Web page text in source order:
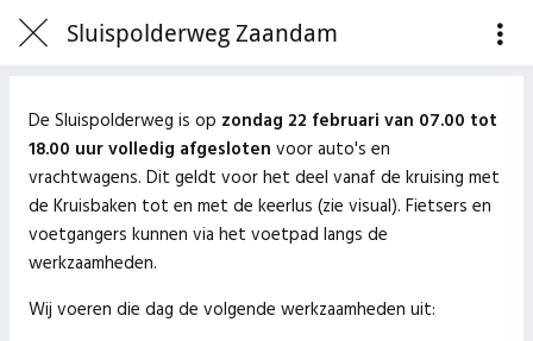
Sluispolderweg Zaandam
De Sluispolderweg is op zondag 22 februari van 07.00 tot
18.00 uurvolledig afgesloten voor auto's en
vrachtwagens. Dit geldt voor het deel vanaf de kruising met
de Kruisbaken tot en met de keerlus (zie visual). Fietsers en
voetgangers kunnen via het voetpad langs de
werkzaamheden.
Wij voeren die dag de volgende werkzaamheden uit: